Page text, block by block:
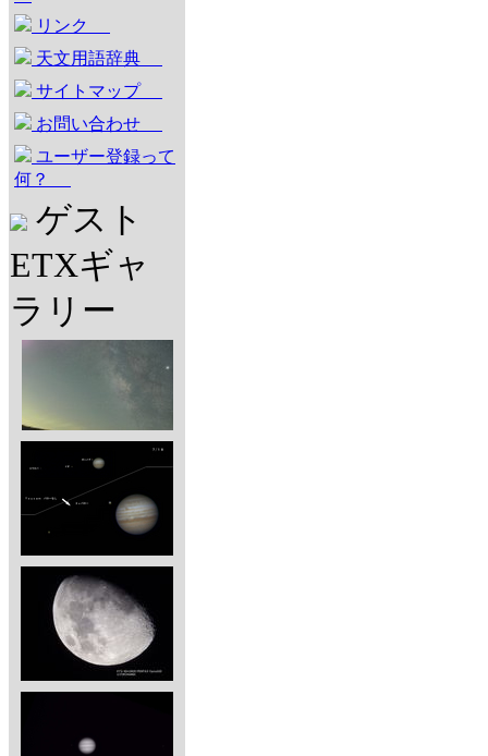
リンク
天文用語辞典
サイトマップ
お問い合わせ
ユーザー登録って
何？
ゲスト
ETXギャ
ラリー